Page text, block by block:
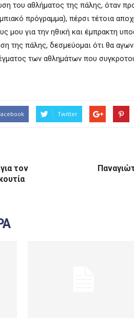
του αθλήματος της πάλης, όταν
πρόγραμμα), πέρσι τέτοια
μου για την ηθική και έμπρακτη
της πάλης, δεσμεύομαι ότι θα
των αθλημάτων που
Twitter
τον